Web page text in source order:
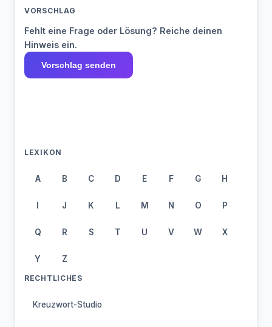
VORSCHLAG
Fehlt eine Frage oder Lösung? Reiche deinen
Hinweis ein.
Vorschlag senden
LEXIKON
A B C D E F G H
I J K L M N O P
Q R S T U V W X
Y Z
RECHTLICHES
Kreuzwort-Studio